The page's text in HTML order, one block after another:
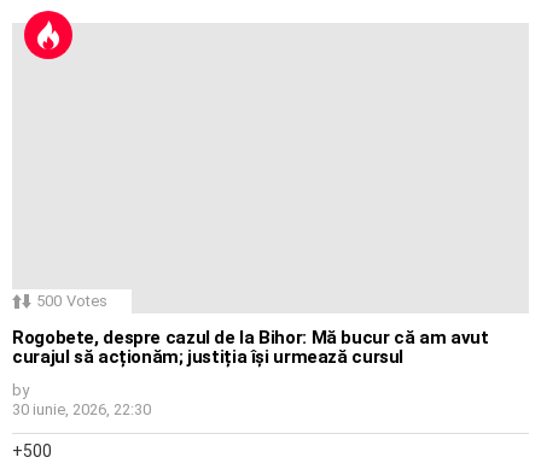
500 Votes
Rogobete, despre cazul de la Bihor: Mă bucur că am avut
curajul să acționăm; justiția își urmează cursul
by
30 iunie, 2026, 22:30
500